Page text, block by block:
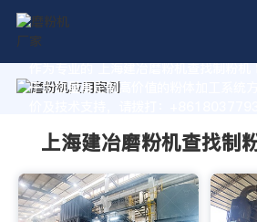
作为专业的 上海建冶磨粉机查找制粉机
于为您量身定制高价值的粉体加工系统
上海建冶磨粉机查找制